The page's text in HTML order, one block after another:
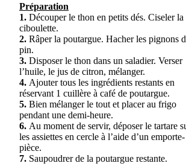
Préparation
1. Découper le thon en petits dés. Ciseler la
ciboulette.
2. Râper la poutargue. Hacher les pignons
pin.
3. Disposer le thon dans un saladier. Verser
l’huile, le jus de citron, mélanger.
4. Ajouter tous les ingrédients restants en
réservant 1 cuillère à café de poutargue.
5. Bien mélanger le tout et placer au frigo
pendant une demi-heure.
6. Au moment de servir, déposer le tartare
les assiettes en cercle à l’aide d’un emporte-
pièce.
7. Saupoudrer de la poutargue restante.